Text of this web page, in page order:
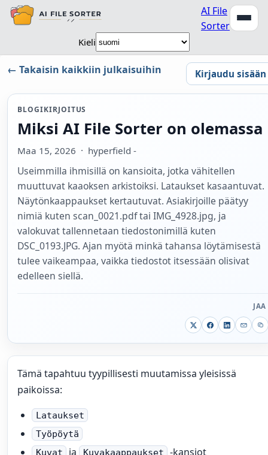
AI File
Sorter
Kieli
← Takaisin kaikkiin julkaisuihin Kirjaudu sisään
BLOGIKIRJOITUS
Miksi AI File Sorter on olemassa
Maa 15, 2026 · hyperfield -
Useimmilla ihmisillä on kansioita, jotka vähitellen
muuttuvat kaaoksen arkistoiksi. Lataukset kasaantuvat.
Näytönkaappaukset kertautuvat. Asiakirjoille päätyy
nimiä kuten scan_0021.pdf tai IMG_4928.jpg, ja
valokuvat tallennetaan tiedostonimillä kuten
DSC_0193.JPG. Ajan myötä minkä tahansa löytämisestä
tulee vaikeampaa, vaikka tiedostot itsessään olisivat
edelleen siellä.
JAA
Tämä tapahtuu tyypillisesti muutamissa yleisissä
paikoissa:
Lataukset
Työpöytä
Kuvat
ja Kuvakaappaukset
-kansiot